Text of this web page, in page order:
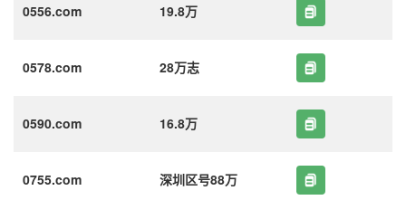
0556.com 19.8万
0578.com 28万志
0590.com 16.8万
0755.com 深圳区号88万